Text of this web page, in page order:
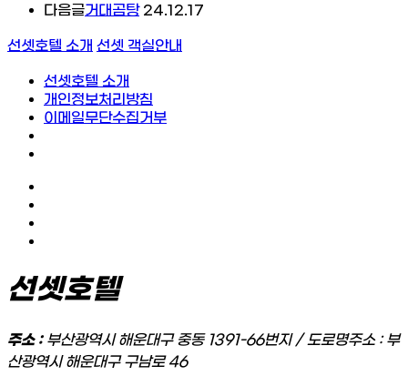
다음글거대곰탕 24.12.17
선셋호텔 소개 선셋 객실안내
선셋호텔 소개
개인정보처리방침
이메일무단수집거부
선셋호텔
주소 : 부산광역시 해운대구 중동 1391-66번지 / 도로명주소 : 부
산광역시 해운대구 구남로 46